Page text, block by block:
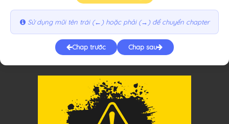
Sử dụng mũi tên trái (←) hoặc phải (→) để chuyển chapter
Chap trước Chap sau